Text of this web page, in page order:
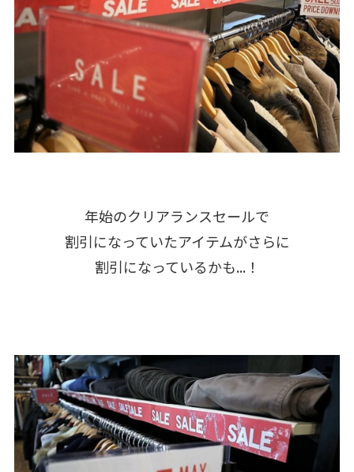
年始のクリアランスセールで
割引になっていたアイテムがさらに
割引になっているかも...！